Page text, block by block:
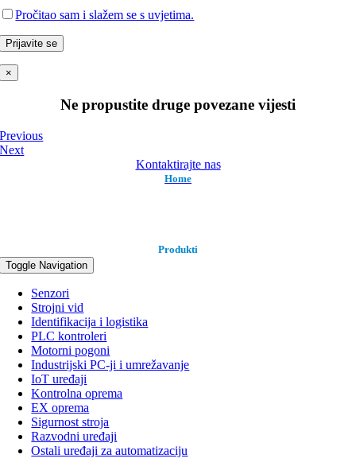
Pročitao sam i slažem se s uvjetima.
×
Ne propustite druge povezane vijesti
Previous
Next
Kontaktirajte nas
Home
Produkti
Toggle Navigation
Senzori
Strojni vid
Identifikacija i logistika
PLC kontroleri
Motorni pogoni
Industrijski PC-ji i umrežavanje
IoT uređaji
Kontrolna oprema
EX oprema
Sigurnost stroja
Razvodni uređaji
Ostali uređaji za automatizaciju